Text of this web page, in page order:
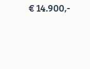
€ 14.900,-